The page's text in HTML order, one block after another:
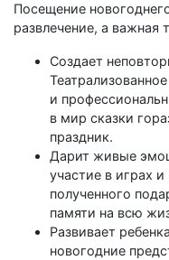
Посещение
развлечение, а важная
Создает
и
в мир сказки
праздник.
Дарит живые
участие в играх
полученного
памяти на всю
Развивает
новогодние